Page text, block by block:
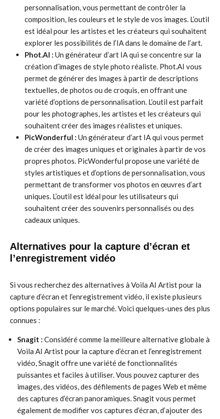
personnalisation, vous permettant de contrôler la
composition, les couleurs et le style de vos images. L’outil
est idéal pour les artistes et les créateurs qui souhaitent
explorer les possibilités de l’IA dans le domaine de l’art.
Phot.AI : Un générateur d’art IA qui se concentre sur la
création d’images de style photo réaliste. Phot.AI vous
permet de générer des images à partir de descriptions
textuelles, de photos ou de croquis, en offrant une
variété d’options de personnalisation. L’outil est parfait
pour les photographes, les artistes et les créateurs qui
souhaitent créer des images réalistes et uniques.
PicWonderful : Un générateur d’art IA qui vous permet
de créer des images uniques et originales à partir de vos
propres photos. PicWonderful propose une variété de
styles artistiques et d’options de personnalisation, vous
permettant de transformer vos photos en œuvres d’art
uniques. L’outil est idéal pour les utilisateurs qui
souhaitent créer des souvenirs personnalisés ou des
cadeaux uniques.
Alternatives pour la capture d’écran et
l’enregistrement vidéo
Si vous recherchez des alternatives à Voila AI Artist pour la
capture d’écran et l’enregistrement vidéo, il existe plusieurs
options populaires sur le marché. Voici quelques-unes des plus
connues :
Snagit : Considéré comme la meilleure alternative globale à
Voila AI Artist pour la capture d’écran et l’enregistrement
vidéo, Snagit offre une variété de fonctionnalités
puissantes et faciles à utiliser. Vous pouvez capturer des
images, des vidéos, des défilements de pages Web et même
des captures d’écran panoramiques. Snagit vous permet
également de modifier vos captures d’écran, d’ajouter des